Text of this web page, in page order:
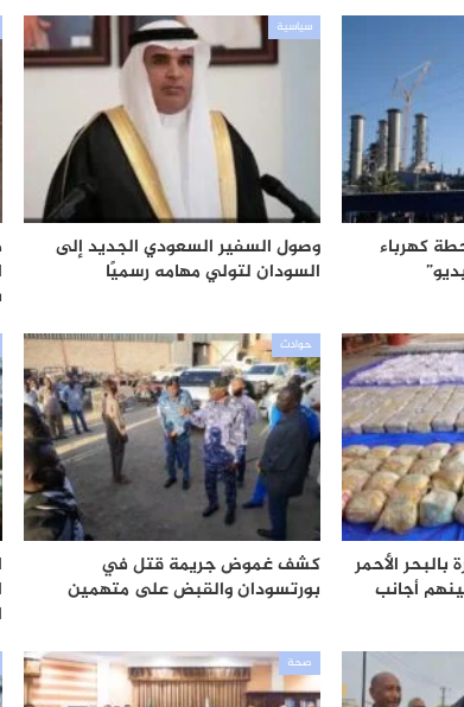
كهرباء
سياسية
وصول السفير السعودي الجديد إلى
السودان لتولي مهامه رسميًا
الأحمر
بينهم أجانب
حوادث
كشف غموض جريمة قتل في
بورتسودان والقبض على متهمين
صحة